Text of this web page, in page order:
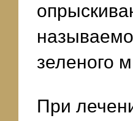
зеленого
При